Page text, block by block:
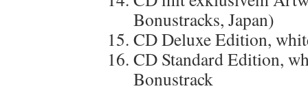
Bonustracks, Japan)
CD Deluxe Edition,
CD Standard Edition,
Bonustrack